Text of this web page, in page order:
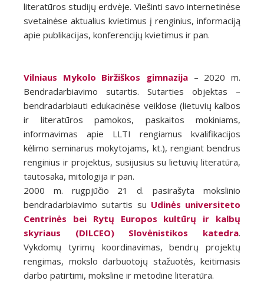
literatūros studijų erdvėje. Viešinti savo internetinėse
svetainėse aktualius kvietimus į renginius, informaciją
apie publikacijas, konferencijų kvietimus ir pan.
Vilniaus Mykolo Biržiškos gimnazija – 2020 m.
Bendradarbiavimo sutartis. Sutarties objektas –
bendradarbiauti edukacinėse veiklose (lietuvių kalbos
ir literatūros pamokos, paskaitos mokiniams,
informavimas apie LLTI rengiamus kvalifikacijos
kėlimo seminarus mokytojams, kt.), rengiant bendrus
renginius ir projektus, susijusius su lietuvių literatūra,
tautosaka, mitologija ir pan.
2000 m. rugpjūčio 21 d. pasirašyta mokslinio
bendradarbiavimo sutartis su Udinės universiteto
Centrinės bei Rytų Europos kultūrų ir kalbų
skyriaus (DILCEO) Slovėnistikos katedra.
Vykdomų tyrimų koordinavimas, bendrų projektų
rengimas, mokslo darbuotojų stažuotės, keitimasis
darbo patirtimi, moksline ir metodine literatūra.